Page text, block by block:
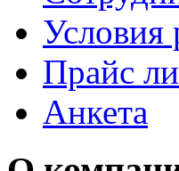
Условия
Прайс
Анкета